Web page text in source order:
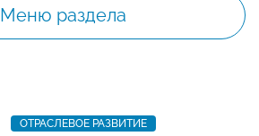
Меню раздела
ОТРАСЛЕВОЕ РАЗВИТИЕ